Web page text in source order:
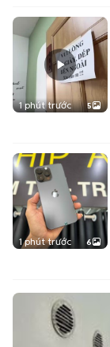
1 phút trước 5
1 phút trước 6